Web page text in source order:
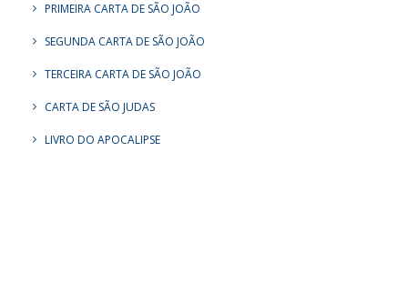
PRIMEIRA CARTA DE SÃO JOÃO
SEGUNDA CARTA DE SÃO JOÃO
TERCEIRA CARTA DE SÃO JOÃO
CARTA DE SÃO JUDAS
LIVRO DO APOCALIPSE